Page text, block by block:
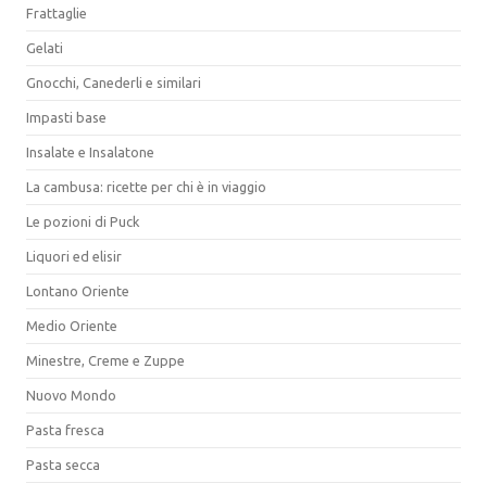
Frattaglie
Gelati
Gnocchi, Canederli e similari
Impasti base
Insalate e Insalatone
La cambusa: ricette per chi è in viaggio
Le pozioni di Puck
Liquori ed elisir
Lontano Oriente
Medio Oriente
Minestre, Creme e Zuppe
Nuovo Mondo
Pasta fresca
Pasta secca